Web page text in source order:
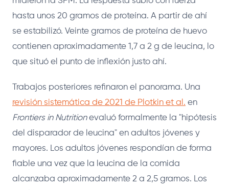
hasta unos 20 gramos de proteína. A partir de ahí
se estabilizó. Veinte gramos de proteína de huevo
contienen aproximadamente 1,7 a 2 g de leucina, lo
que situó el punto de inflexión justo ahí.
Trabajos posteriores refinaron el panorama. Una
revisión sistemática de 2021 de Plotkin et al. en
Frontiers in Nutritionevaluó formalmente la "hipótesis
del disparador de leucina" en adultos jóvenes y
mayores. Los adultos jóvenes respondían de forma
fiable una vez que la leucina de la comida
alcanzaba aproximadamente 2 a 2,5 gramos. Los